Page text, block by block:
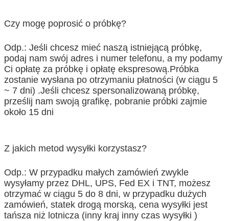
Czy mogę poprosić o próbkę?
Odp.: Jeśli chcesz mieć naszą istniejącą próbkę,
podaj nam swój adres i numer telefonu, a my podamy
Ci opłatę za próbkę i opłatę ekspresową.Próbka
zostanie wysłana po otrzymaniu płatności (w ciągu 5
~ 7 dni) .Jeśli chcesz spersonalizowaną próbkę,
prześlij nam swoją grafikę, pobranie próbki zajmie
około 15 dni
Z jakich metod wysyłki korzystasz?
Odp.: W przypadku małych zamówień zwykle
wysyłamy przez DHL, UPS, Fed EX i TNT, możesz
otrzymać w ciągu 5 do 8 dni, w przypadku dużych
zamówień, statek drogą morską, cena wysyłki jest
tańsza niż lotnicza (inny kraj inny czas wysyłki )